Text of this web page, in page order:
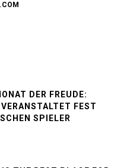
DER FREUDE:
FEST
SPIELER